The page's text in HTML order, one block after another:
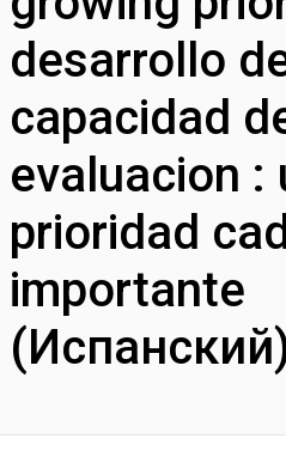
desarrollo
capacidad
evaluacion :
prioridad
importante